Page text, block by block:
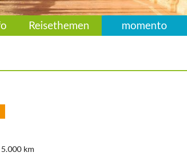
Reisethemen momento
km